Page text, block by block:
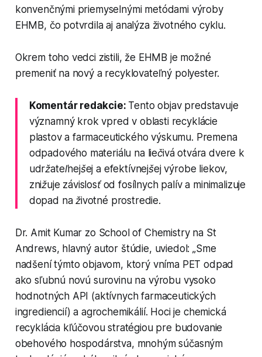
konvenčnými priemyselnými metódami výroby
EHMB, čo potvrdila aj analýza životného cyklu.
Okrem toho vedci zistili, že EHMB je možné
premeniť na nový a recyklovateľný polyester.
Komentár redakcie: Tento objav predstavuje
významný krok vpred v oblasti recyklácie
plastov a farmaceutického výskumu. Premena
odpadového materiálu na liečivá otvára dvere k
udržateľnejšej a efektívnejšej výrobe liekov,
znižuje závislosť od fosílnych palív a minimalizuje
dopad na životné prostredie.
Dr. Amit Kumar zo School of Chemistry na St
Andrews, hlavný autor štúdie, uviedol: „Sme
nadšení týmto objavom, ktorý vníma PET odpad
ako sľubnú novú surovinu na výrobu vysoko
hodnotných API (aktívnych farmaceutických
ingrediencií) a agrochemikálií. Hoci je chemická
recyklácia kľúčovou stratégiou pre budovanie
obehového hospodárstva, mnohým súčasným